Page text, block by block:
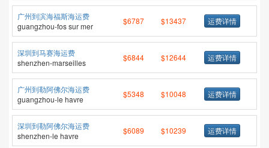
广州到滨海福斯海运费
guangzhou-fos sur mer
$6787 $13437 运费详情
深圳到马赛海运费
shenzhen-marseilles
$6844 $12644 运费详情
广州到勒阿佛尔海运费
guangzhou-le havre
$5348 $10048 运费详情
深圳到勒阿佛尔海运费
shenzhen-le havre
$6089 $10239 运费详情